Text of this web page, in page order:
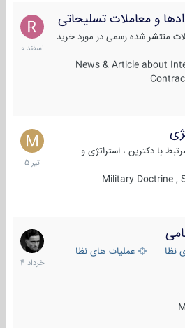
و معاملات تسلیحاتی
منتشر شده رسمی در مورد خرید
News & Article about
7
اسفند
1400
با دکترین ، استراتژی و
Military Doctrine
27
تیر
1405
ایرانعملیات های نظامی خارجی
5
خرداد
1404